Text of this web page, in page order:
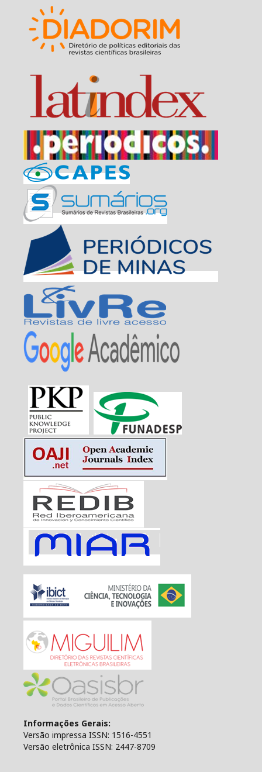
Informações Gerais:
Versão impressa ISSN: 1516-4551
Versão eletrônica ISSN: 2447-8709